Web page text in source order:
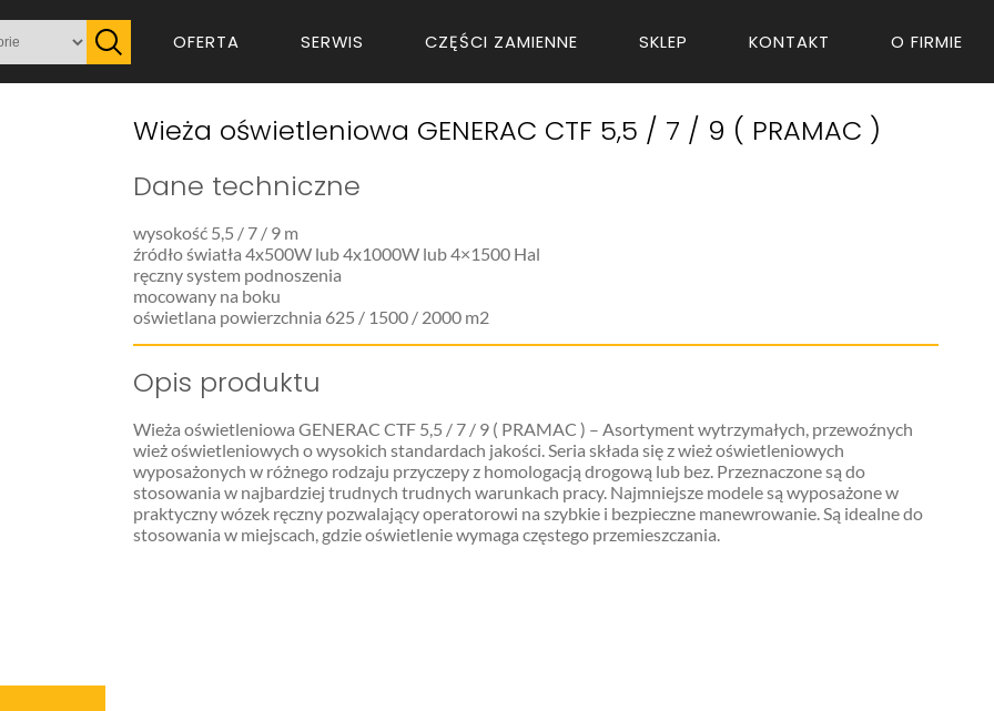
OFERTA SERWIS CZĘŚCI ZAMIENNE SKLEP KONTAKT O FIRMIE
Wieża oświetleniowa GENERAC CTF 5,5 / 7 / 9 ( PRAMAC )
Dane techniczne
wysokość 5,5 / 7 / 9 m
źródło światła 4x500W lub 4x1000W lub 4×1500 Hal
ręczny system podnoszenia
mocowany na boku
oświetlana powierzchnia 625 / 1500 / 2000 m2
Opis produktu
Wieża oświetleniowa GENERAC CTF 5,5 / 7 / 9 ( PRAMAC ) – Asortyment wytrzymałych, przewoźnych
wież oświetleniowych o wysokich standardach jakości. Seria składa się z wież oświetleniowych
wyposażonych w różnego rodzaju przyczepy z homologacją drogową lub bez. Przeznaczone są do
stosowania w najbardziej trudnych trudnych warunkach pracy. Najmniejsze modele są wyposażone w
praktyczny wózek ręczny pozwalający operatorowi na szybkie i bezpieczne manewrowanie. Są idealne do
stosowania w miejscach, gdzie oświetlenie wymaga częstego przemieszczania.